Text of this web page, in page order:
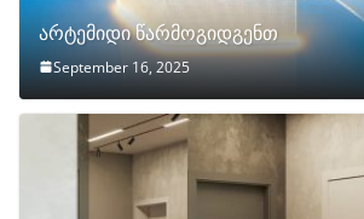
არტემიდი წარმოგიდგენთ
September 16, 2025